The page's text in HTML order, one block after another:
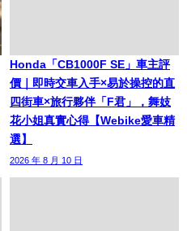
Honda「CB1000F SE」車主評
價｜即時交車入手×易於操控的直
四街車×旅行夥伴「F君」，舞妓
花小姐真實心得【Webike愛車精
選】
2026 年 8 月 10 日